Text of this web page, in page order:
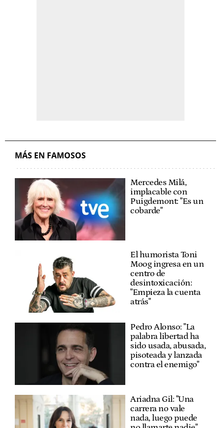
MÁS EN FAMOSOS
Mercedes Milá,
implacable con
Puigdemont: "Es un
cobarde"
El humorista Toni
Moog ingresa en un
centro de
desintoxicación:
"Empieza la cuenta
atrás"
Pedro Alonso: "La
palabra libertad ha
sido usada, abusada,
pisoteada y lanzada
contra el enemigo"
Ariadna Gil: "Una
carrera no vale
nada, luego puede